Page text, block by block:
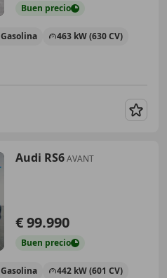
Buen precio
Gasolina 463 kW (630 CV)
Audi RS6AVANT
€ 99.990
Buen precio
Gasolina 442 kW (601 CV)